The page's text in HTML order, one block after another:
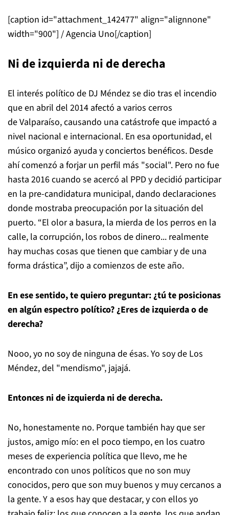
[caption id="attachment_142477" align="alignnone"
width="900"] / Agencia Uno[/caption]
Ni de izquierda ni de derecha
El interés político de DJ Méndez se dio tras el incendio
que en abril del 2014 afectó a varios cerros
de Valparaíso, causando una catástrofe que impactó a
nivel nacional e internacional. En esa oportunidad, el
músico organizó ayuda y conciertos benéficos. Desde
ahí comenzó a forjar un perfil más "social". Pero no fue
hasta 2016 cuando se acercó al PPD y decidió participar
en la pre-candidatura municipal, dando declaraciones
donde mostraba preocupación por la situación del
puerto. “El olor a basura, la mierda de los perros en la
calle, la corrupción, los robos de dinero... realmente
hay muchas cosas que tienen que cambiar y de una
forma drástica”, dijo a comienzos de este año.
En ese sentido, te quiero preguntar: ¿tú te posicionas
en algún espectro político? ¿Eres de izquierda o de
derecha?
Nooo, yo no soy de ninguna de ésas. Yo soy de Los
Méndez, del "mendismo", jajajá.
Entonces ni de izquierda ni de derecha.
No, honestamente no. Porque también hay que ser
justos, amigo mío: en el poco tiempo, en los cuatro
meses de experiencia política que llevo, me he
encontrado con unos políticos que no son muy
conocidos, pero que son muy buenos y muy cercanos a
la gente. Y a esos hay que destacar, y con ellos yo